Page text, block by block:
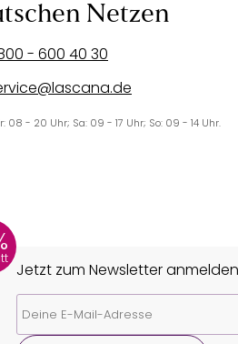
Netzen
- 600 40 30
08 - 20 Uhr; Sa: 09 - 17 Uhr; So: 09 - 14 Uhr.
Jetzt zum Newsletter